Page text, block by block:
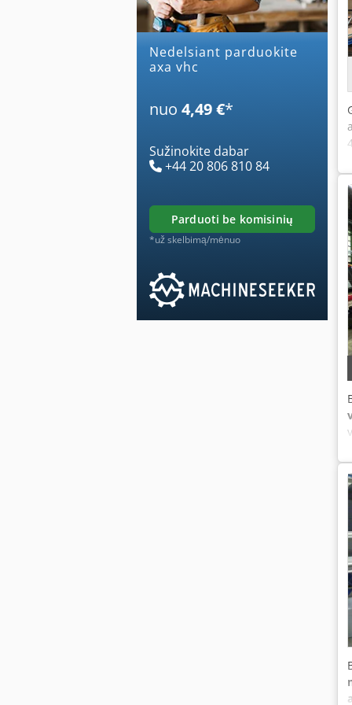
Nedelsiant parduokite
axa vhc
nuo 4,49 €*
Sužinokite dabar
+44 20 806 810 84
parduoti be komisinių
*už skelbimą/mėnuo